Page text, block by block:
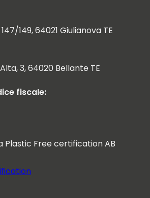
149, 64021 Giulianova TE
3, 64020 Bellante TE
fiscale:
Plastic Free certification AB